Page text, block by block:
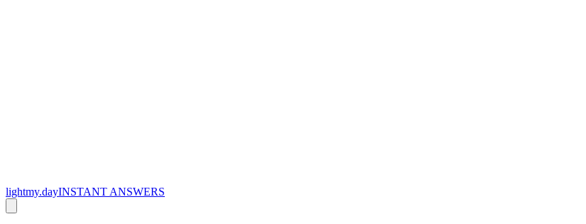
lightmy.dayINSTANT ANSWERS